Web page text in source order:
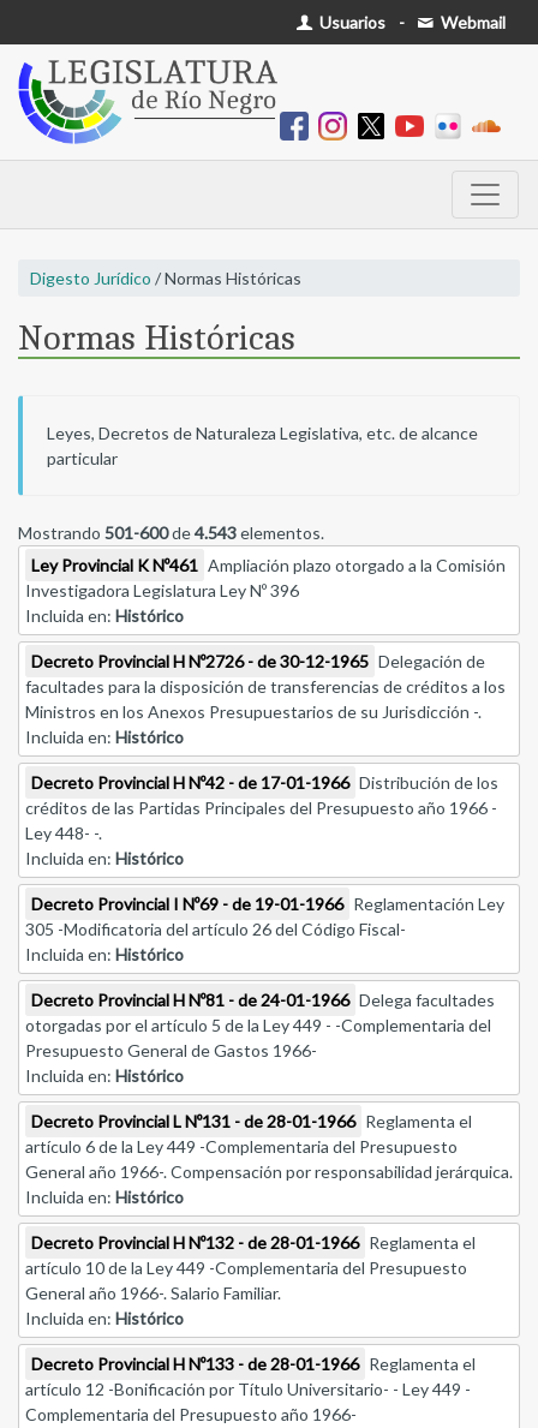
Usuarios - Webmail
Digesto Jurídico / Normas Históricas
Normas Históricas
Leyes, Decretos de Naturaleza Legislativa, etc. de alcance
particular
Mostrando 501-600de4.543elementos.
Ley Provincial K Nº461 Ampliación plazo otorgado a la Comisión
Investigadora Legislatura Ley Nº 396
Incluida en: Histórico
Decreto Provincial H Nº2726 - de 30-12-1965 Delegación de
facultades para la disposición de transferencias de créditos a los
Ministros en los Anexos Presupuestarios de su Jurisdicción -.
Incluida en: Histórico
Decreto Provincial H Nº42 - de 17-01-1966 Distribución de los
créditos de las Partidas Principales del Presupuesto año 1966 -
Ley 448- -.
Incluida en: Histórico
Decreto Provincial I Nº69 - de 19-01-1966 Reglamentación Ley
305 -Modificatoria del artículo 26 del Código Fiscal-
Incluida en: Histórico
Decreto Provincial H Nº81 - de 24-01-1966 Delega facultades
otorgadas por el artículo 5 de la Ley 449 - -Complementaria del
Presupuesto General de Gastos 1966-
Incluida en: Histórico
Decreto Provincial L Nº131 - de 28-01-1966 Reglamenta el
artículo 6 de la Ley 449 -Complementaria del Presupuesto
General año 1966-. Compensación por responsabilidad jerárquica.
Incluida en: Histórico
Decreto Provincial H Nº132 - de 28-01-1966 Reglamenta el
artículo 10 de la Ley 449 -Complementaria del Presupuesto
General año 1966-. Salario Familiar.
Incluida en: Histórico
Decreto Provincial H Nº133 - de 28-01-1966 Reglamenta el
artículo 12 -Bonificación por Título Universitario- - Ley 449 -
Complementaria del Presupuesto año 1966-